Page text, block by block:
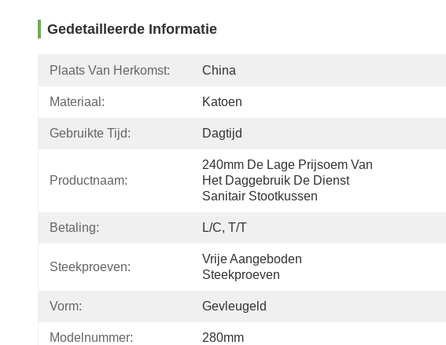
Gedetailleerde Informatie
Plaats Van Herkomst: China
Materiaal: Katoen
Gebruikte Tijd: Dagtijd
Productnaam:
240mm De Lage Prijsoem Van
Het Daggebruik De Dienst
Sanitair Stootkussen
Betaling: L/C, T/T
Steekproeven:
Vrije Aangeboden
Steekproeven
Vorm: Gevleugeld
Modelnummer: 280mm